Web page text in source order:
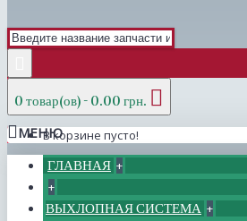
0 товар(ов) - 0.00 грн.
В корзине пусто!
МЕНЮ
ГЛАВНАЯ +
+
ВЫХЛОПНАЯ СИСТЕМА +